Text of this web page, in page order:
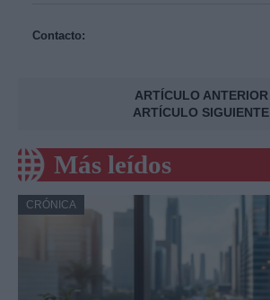
Contacto:
ARTÍCULO ANTERIOR
ARTÍCULO SIGUIENTE
Más leídos
CRÓNICA